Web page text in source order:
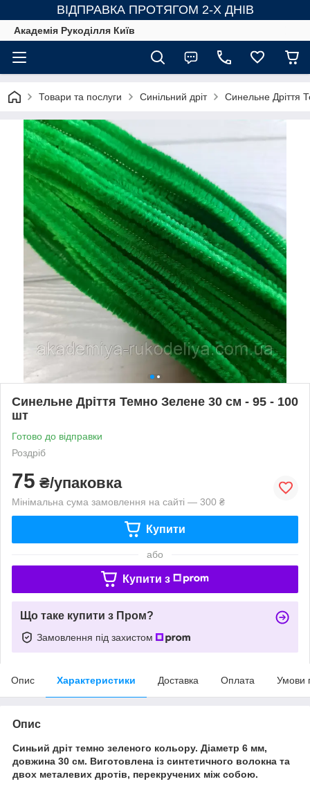
ВІДПРАВКА ПРОТЯГОМ 2-Х ДНІВ
Академія Рукоділля Київ
Товари та послуги Синільний дріт Синельне Дріття
Синельне Дріття Темно Зелене 30 см - 95 - 100
шт
Готово до відправки
Роздріб
75 ₴/упаковка
Мінімальна сума замовлення на сайті — 300 ₴
Купити
або
Купити з
Що таке купити з Пром?
Замовлення під захистом
Опис Характеристики Доставка Оплата Умови
Опис
Синьий дріт темно зеленого кольору. Діаметр 6 мм,
довжина 30 см. Виготовлена із синтетичного волокна та
двох металевих дротів, перекручених між собою.